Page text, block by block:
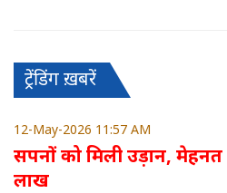
ट्रेंडिंग ख़बरें
12-May-2026 11:57 AM
सपनों को मिली उड़ान,
लाख